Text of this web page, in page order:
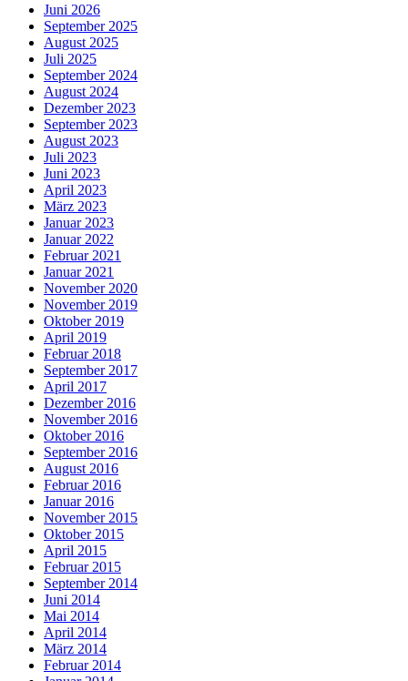
Juni 2026
September 2025
August 2025
Juli 2025
September 2024
August 2024
Dezember 2023
September 2023
August 2023
Juli 2023
Juni 2023
April 2023
März 2023
Januar 2023
Januar 2022
Februar 2021
Januar 2021
November 2020
November 2019
Oktober 2019
April 2019
Februar 2018
September 2017
April 2017
Dezember 2016
November 2016
Oktober 2016
September 2016
August 2016
Februar 2016
Januar 2016
November 2015
Oktober 2015
April 2015
Februar 2015
September 2014
Juni 2014
Mai 2014
April 2014
März 2014
Februar 2014